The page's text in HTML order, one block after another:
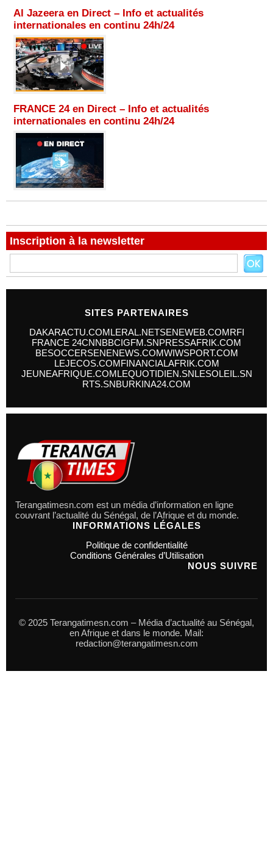
Al Jazeera en Direct – Info et actualités
internationales en continu 24h/24
FRANCE 24 en Direct – Info et actualités
internationales en continu 24h/24
Inscription à la newsletter
SITES PARTENAIRES
DAKARACTU.COMLERAL.NETSENEWEB.COMRFI
FRANCE 24CNNBBCIGFM.SNPRESSAFRIK.COM
BESOCCERSENENEWS.COMWIWSPORT.COM
LEJECOS.COMFINANCIALAFRIK.COM
JEUNEAFRIQUE.COMLEQUOTIDIEN.SNLESOLEIL.SN
RTS.SNBURKINA24.COM
Terangatimesn.com est un média d’information en ligne
couvrant l’actualité du Sénégal, de l’Afrique et du monde.
INFORMATIONS LÉGALES
Politique de confidentialité
Conditions Générales d’Utilisation
NOUS SUIVRE
© 2025 Terangatimesn.com – Média d’actualité au Sénégal,
en Afrique et dans le monde. Mail:
redaction@terangatimesn.com